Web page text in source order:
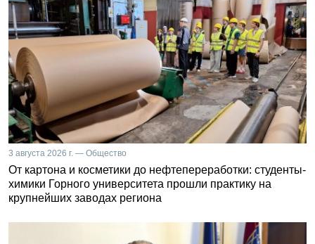
3 августа 2026 г. — Общество
От картона и косметики до нефтепереработки: студенты-
химики Горного университета прошли практику на
крупнейших заводах региона